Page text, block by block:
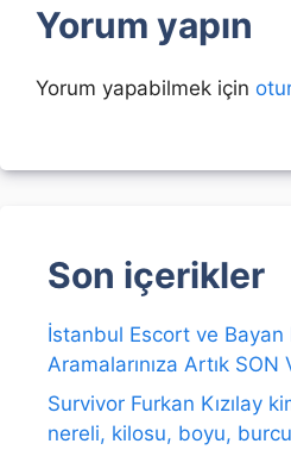
Yorum yapın
Yorum yapabilmek için
Son içerikler
İstanbul Escort ve Bayan
Aramalarınıza Artık
Survivor Furkan Kızılay
nereli, kilosu, boyu,